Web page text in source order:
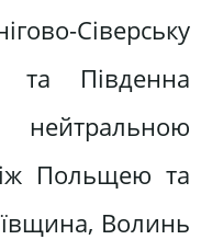
Сіверську
та Південна
Польщею та
Волинь